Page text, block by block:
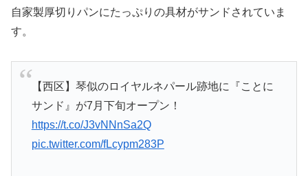
自家製厚切りパンにたっぷりの具材がサンドされていま
す。
【西区】琴似のロイヤルネパール跡地に『ことに
サンド』が7月下旬オープン！
https://t.co/J3vNNnSa2Q
pic.twitter.com/fLcypm283P